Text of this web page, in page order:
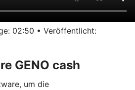
02:50 • Veröffentlicht:
GENO cash
um die